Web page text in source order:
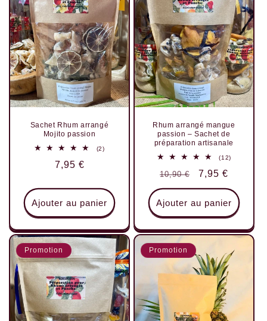
Sachet Rhum arrangé
Mojito passion
(2)2
Prix
7,95 €
Ajouter au panier
Rhum arrangé mangue
passion – Sachet de
préparation artisanale
(12)
Prix
habituel
10,90 €
Prix
promotionnel
7,95 €
Ajouter au panier
Promotion Promotion